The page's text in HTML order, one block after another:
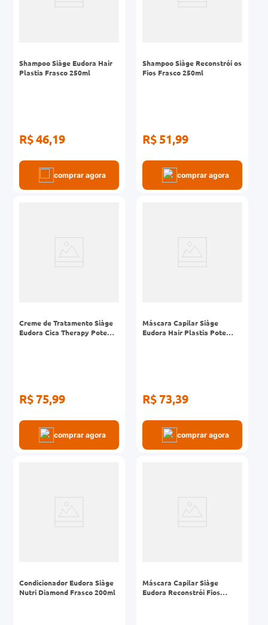
Shampoo Siàge Eudora Hair
Plastia Frasco 250ml
R$ 46,19
comprar agora
Shampoo Siàge Reconstrói os
Fios Frasco 250ml
R$ 51,99
comprar agora
Creme de Tratamento Siàge
Eudora Cica Therapy Pote
R$ 75,99
comprar agora
Máscara Capilar Siàge
Eudora Hair Plastia Pote
R$ 73,39
comprar agora
Condicionador Eudora Siàge
Nutri Diamond Frasco 200ml
Máscara Capilar Siàge
Eudora Reconstrói Fios